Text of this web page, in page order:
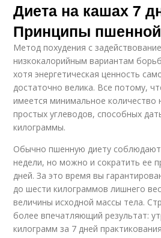
Диета на кашах 7
Принципы
Метод похудения с
низкокалорийным вариантам
хотя энергетическая ценность
достаточно велика. Все потому,
имеется минимальное
простых углеводов, способных
килограммы.
Обычно пшенную диету
недели, но можно и сократить ее
дней. За это время вы
до шести килограммов лишнего
величины исходной массы тела.
более впечатляющий результат:
килограмм за 7 дней